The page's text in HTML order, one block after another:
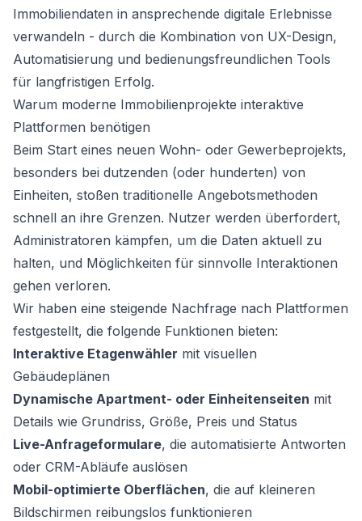
Immobiliendaten in ansprechende digitale Erlebnisse
verwandeln - durch die Kombination von UX-Design,
Automatisierung und bedienungsfreundlichen Tools
für langfristigen Erfolg.
Warum moderne Immobilienprojekte interaktive
Plattformen benötigen
Beim Start eines neuen Wohn- oder Gewerbeprojekts,
besonders bei dutzenden (oder hunderten) von
Einheiten, stoßen traditionelle Angebotsmethoden
schnell an ihre Grenzen. Nutzer werden überfordert,
Administratoren kämpfen, um die Daten aktuell zu
halten, und Möglichkeiten für sinnvolle Interaktionen
gehen verloren.
Wir haben eine steigende Nachfrage nach Plattformen
festgestellt, die folgende Funktionen bieten:
Interaktive Etagenwähler mit visuellen
Gebäudeplänen
Dynamische Apartment- oder Einheitenseiten mit
Details wie Grundriss, Größe, Preis und Status
Live-Anfrageformulare, die automatisierte Antworten
oder CRM-Abläufe auslösen
Mobil-optimierte Oberflächen, die auf kleineren
Bildschirmen reibungslos funktionieren